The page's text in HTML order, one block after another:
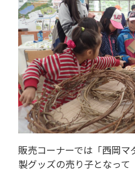
販売コーナーでは「西岡
製グッズの売り子となって